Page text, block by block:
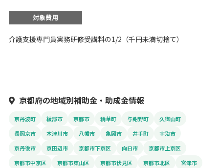
対象費用
介護支援専門員実務研修受講料の1/2（千円未満切捨て）
京都府の地域別補助金・助成金情報
京丹波町 綾部市 京都市 精華町 与謝野町
久御山町
長岡京市
木津川市 八幡市 亀岡市 井手町
宇治市
京丹後市
京田辺市 京都市下京区 向日市
京都市上京区
京都市中京区
京都市東山区 京都市伏見区 京都市北区
宮津市